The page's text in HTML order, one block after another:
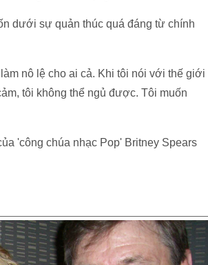
dưới sự quản thúc quá đáng từ chính
nô lệ cho ai cả. Khi tôi nói với thế giới
tôi không thể ngủ được. Tôi muốn
'công chúa nhạc Pop' Britney Spears